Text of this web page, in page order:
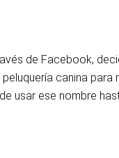
de Facebook,
canina
usar ese nombre